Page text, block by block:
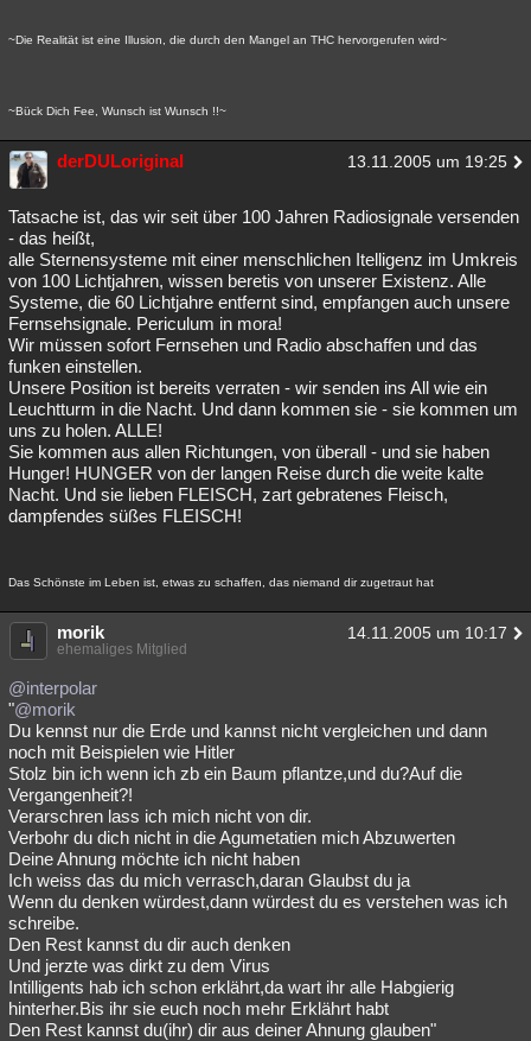
~Die Realität ist eine Illusion, die durch den Mangel an THC hervorgerufen wird~
~Bück Dich Fee, Wunsch ist Wunsch !!~
derDULoriginal 13.11.2005 um 19:25
Tatsache ist, das wir seit über 100 Jahren Radiosignale versenden
- das heißt,
alle Sternensysteme mit einer menschlichen Itelligenz im Umkreis
von 100 Lichtjahren, wissen beretis von unserer Existenz. Alle
Systeme, die 60 Lichtjahre entfernt sind, empfangen auch unsere
Fernsehsignale. Periculum in mora!
Wir müssen sofort Fernsehen und Radio abschaffen und das
funken einstellen.
Unsere Position ist bereits verraten - wir senden ins All wie ein
Leuchtturm in die Nacht. Und dann kommen sie - sie kommen um
uns zu holen. ALLE!
Sie kommen aus allen Richtungen, von überall - und sie haben
Hunger! HUNGER von der langen Reise durch die weite kalte
Nacht. Und sie lieben FLEISCH, zart gebratenes Fleisch,
dampfendes süßes FLEISCH!
Das Schönste im Leben ist, etwas zu schaffen, das niemand dir zugetraut hat
morik 14.11.2005 um 10:17
ehemaliges Mitglied
@interpolar
"@morik
Du kennst nur die Erde und kannst nicht vergleichen und dann
noch mit Beispielen wie Hitler
Stolz bin ich wenn ich zb ein Baum pflantze,und du?Auf die
Vergangenheit?!
Verarschren lass ich mich nicht von dir.
Verbohr du dich nicht in die Agumetatien mich Abzuwerten
Deine Ahnung möchte ich nicht haben
Ich weiss das du mich verrasch,daran Glaubst du ja
Wenn du denken würdest,dann würdest du es verstehen was ich
schreibe.
Den Rest kannst du dir auch denken
Und jerzte was dirkt zu dem Virus
Intilligents hab ich schon erklährt,da wart ihr alle Habgierig
hinterher.Bis ihr sie euch noch mehr Erklährt habt
Den Rest kannst du(ihr) dir aus deiner Ahnung glauben"